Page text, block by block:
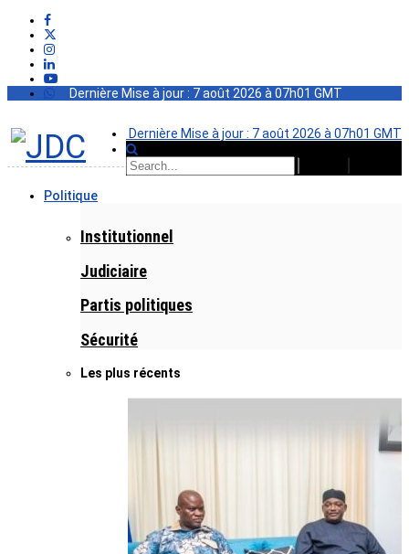
Dernière Mise à jour : 7 août 2026 à 07h01 GMT
Dernière Mise à jour : 7 août 2026 à 07h01 GMT
Politique
Institutionnel
Judiciaire
Partis politiques
Sécurité
Les plus récents